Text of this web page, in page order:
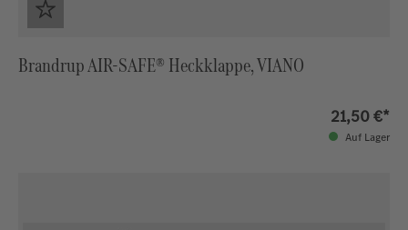
Brandrup AIR-SAFE® Heckklappe, VIANO
21,50 €*
Auf Lager